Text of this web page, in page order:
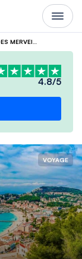
4.8/5
VOYAGE